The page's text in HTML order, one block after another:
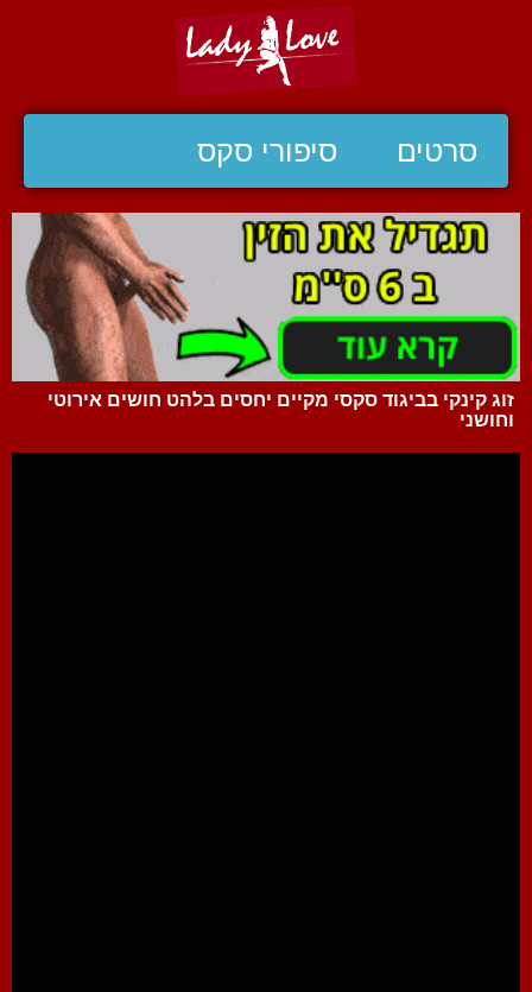
סרטים סיפורי סקס
זוג קינקי בביגוד סקסי מקיים יחסים בלהט חושים אירוטי
וחושני